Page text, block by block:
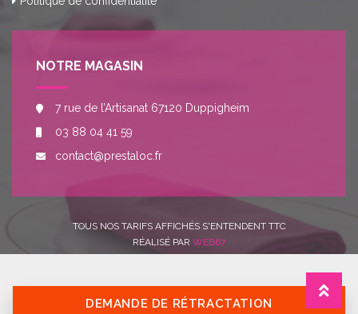
NOTRE MAGASIN
7 rue de l’Artisanat 67120 Duppigheim
03 88 04 41 59
contact@prestaloc.fr
TOUS NOS TARIFS AFFICHÉS S'ENTENDENT TTC
RÉALISÉ PAR WEB67
DEMANDE DE RÉTRACTATION